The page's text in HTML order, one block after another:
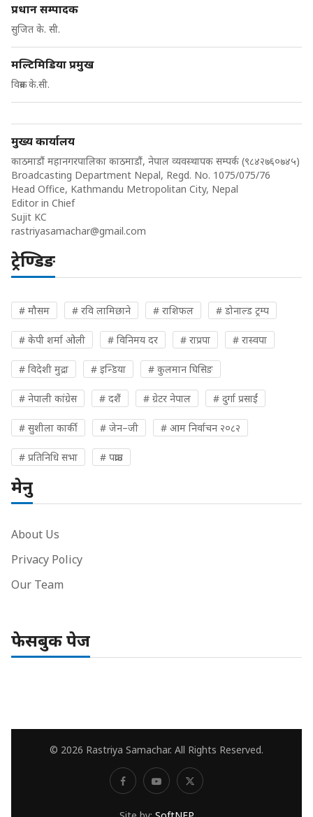
प्रधान सम्पादक
सुजित के. सी.
मल्टिमिडिया प्रमुख
विक्रम के.सी.
मुख्य कार्यालय
काठमाडौं महानगरपालिका काठमाडौं, नेपाल व्यवस्थापक सम्पर्क (९८४२७६०७४५)
Broadcasting Department Nepal, Regd. No. 1075/075/76
Head Office, Kathmandu Metropolitan City, Nepal
Editor in Chief
Sujit KC
rastriyasamachar@gmail.com
ट्रेण्डिङ
# मौसम # रवि लामिछाने # राशिफल # डोनाल्ड ट्रम्प
# केपी शर्मा ओली # विनिमय दर # राप्रपा # रास्वपा
# विदेशी मुद्रा # इन्डिया # कुलमान घिसिङ
# नेपाली कांग्रेस # दशैं # ग्रेटर नेपाल # दुर्गा प्रसाईं
# सुशीला कार्की # जेन–जी # आम निर्वाचन २०८२
# प्रतिनिधि सभा # पक्राउ
मेनु
About Us
Privacy Policy
Our Team
फेसबुक पेज
© 2026 Rastriya Samachar. All Rights Reserved.